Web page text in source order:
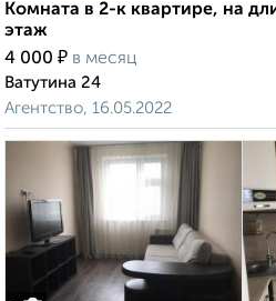
Комната в 2-к квартире, на
этаж
4 000 ₽ в месяц
Ватутина 24
Агентство, 16.05.2022